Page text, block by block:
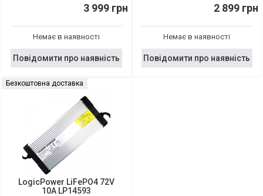
3 999 грн
Немає в наявності
Повідомити про наявність
2 899 грн
Немає в наявності
Повідомити про наявність
Безкоштовна доставка
LogicPower LiFePO4 72V
10A LP14593